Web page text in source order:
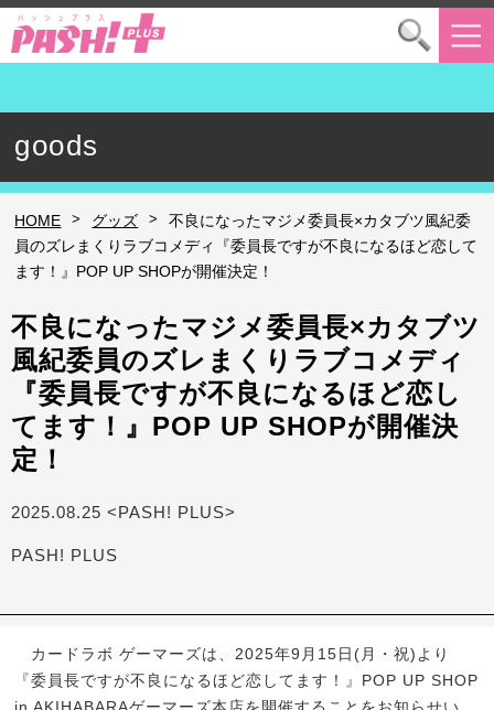
goods
HOME > グッズ >
不良になったマジメ委員長×カタブツ風紀委
員のズレまくりラブコメディ『委員長ですが不良になるほど恋して
ます！』POP UP SHOPが開催決定！
不良になったマジメ委員長×カタブツ
風紀委員のズレまくりラブコメディ
『委員長ですが不良になるほど恋し
てます！』POP UP SHOPが開催決
定！
2025.08.25 <PASH! PLUS>
PASH! PLUS
カードラボ ゲーマーズは、2025年9月15日(月・祝)より
『委員長ですが不良になるほど恋してます！』POP UP SHOP